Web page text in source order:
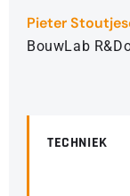
Pieter
BouwLab
TECHNIEK